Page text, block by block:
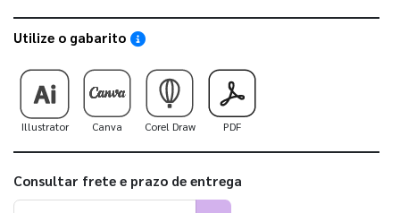
Utilize o gabarito Saiba como utilizar os nossos gabaritos
Illustrator Canva Corel Draw PDF
Consultar frete e prazo de entrega